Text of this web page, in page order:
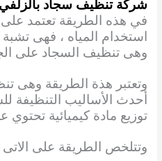
شركة تنظيف سجاد بالزلفي
في هذه الطريقة تعتمد
استخدام المياه ، فهى
وهى تنظيف السجاد على
وتعتبر هذة الطريقة وهى
أحدث الأساليب التنظيفة
توزيع مادة كيميائية تحتوي
وتتلخص الطريقة على الاتى